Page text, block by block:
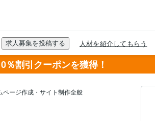
％割引クーポンを獲得！
ページ作成・サイト制作全般